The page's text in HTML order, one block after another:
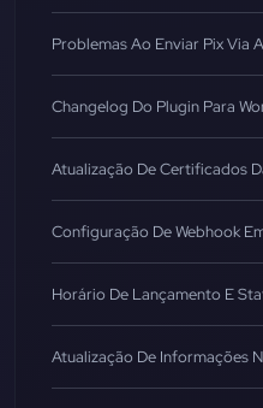
Problemas Ao Enviar Pix Via
Changelog Do Plugin Para
Atualização De Certificados
Configuração De Webhook
Horário De Lançamento E
Atualização De Informações